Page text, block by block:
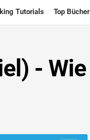
Tutorials Top Bücher
- Wie